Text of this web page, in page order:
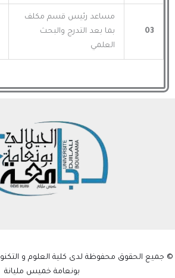
03
مساعد رئيس قسم مكلف
بما بعد التدرج والبحث
العلمي
بونعامة خميس مليانة